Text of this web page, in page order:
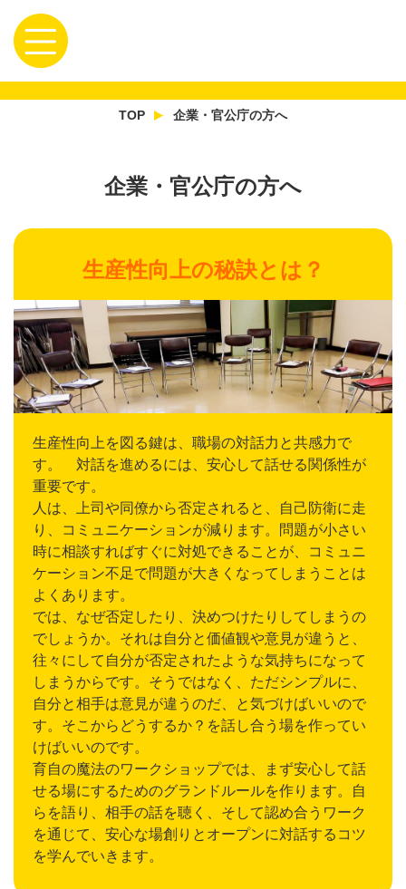
TOP 企業・官公庁の方へ
企業・官公庁の方へ
生産性向上の秘訣とは？
生産性向上を図る鍵は、職場の対話力と共感力で
す。 対話を進めるには、安心して話せる関係性が
重要です。
人は、上司や同僚から否定されると、自己防衛に走
り、コミュニケーションが減ります。問題が小さい
時に相談すればすぐに対処できることが、コミュニ
ケーション不足で問題が大きくなってしまうことは
よくあります。
では、なぜ否定したり、決めつけたりしてしまうの
でしょうか。それは自分と価値観や意見が違うと、
往々にして自分が否定されたような気持ちになって
しまうからです。そうではなく、ただシンプルに、
自分と相手は意見が違うのだ、と気づけばいいので
す。そこからどうするか？を話し合う場を作ってい
けばいいのです。
育自の魔法のワークショップでは、まず安心して話
せる場にするためのグランドルールを作ります。自
らを語り、相手の話を聴く、そして認め合うワーク
を通じて、安心な場創りとオープンに対話するコツ
を学んでいきます。